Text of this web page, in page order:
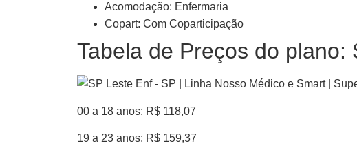
Acomodação: Enfermaria
Copart: Com Coparticipação
Tabela de Preços do
00 a 18 anos: R$ 118,07
19 a 23 anos: R$ 159,37